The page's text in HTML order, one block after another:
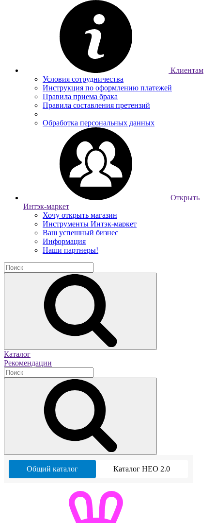
Клиентам
Условия сотрудничества
Инструкция по оформлению платежей
Правила приема брака
Правила составления претензий
Обработка персональных данных
Открыть
Интэк-маркет
Хочу открыть магазин
Инструменты Интэк-маркет
Ваш успешный бизнес
Информация
Наши партнеры!
Каталог
Рекомендации
Общий каталог Каталог НЕО 2.0